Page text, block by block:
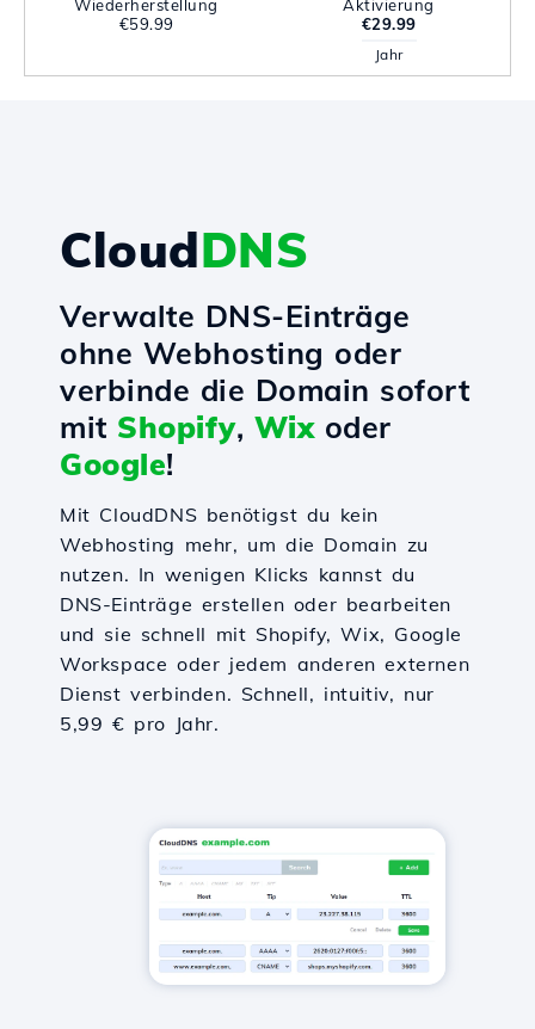
Wiederherstellung
€59.99
Aktivierung
€29.99
Jahr
CloudDNS
Verwalte DNS-Einträge
ohne Webhosting oder
verbinde die Domain sofort
mit Shopify, Wixoder
Google!
Mit CloudDNS benötigst du kein
Webhosting mehr, um die Domain zu
nutzen. In wenigen Klicks kannst du
DNS-Einträge erstellen oder bearbeiten
und sie schnell mit Shopify, Wix, Google
Workspace oder jedem anderen externen
Dienst verbinden. Schnell, intuitiv, nur
5,99 € pro Jahr.